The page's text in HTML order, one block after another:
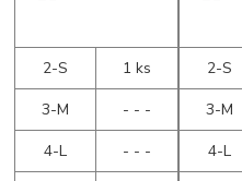
2-S
1 ks
3-M
- - -
4-L
- - -
2-S
3-M
4-L